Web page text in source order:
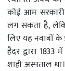
कोई आम
लग सकता है,
लिए यह नवाबों के
हैदर द्वारा
शाही अस्पताल